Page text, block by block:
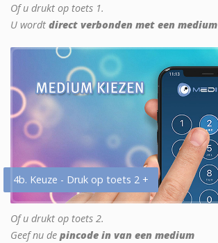
Of u drukt op toets 1.
U wordt direct verbonden met een medium
4b. Keuze - Druk op toets 2 +
Of u drukt op toets 2.
Geef nu de pincode in van een medium